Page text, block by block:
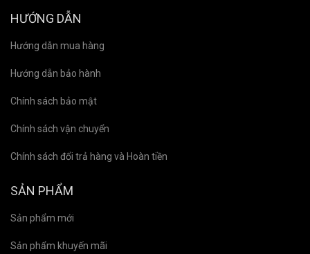
HƯỚNG DẪN
Hướng dẫn mua hàng
Hướng dẫn bảo hành
Chính sách bảo mật
Chính sách vận chuyển
Chính sách đổi trả hàng và Hoàn tiền
SẢN PHẨM
Sản phẩm mới
Sản phẩm khuyến mãi